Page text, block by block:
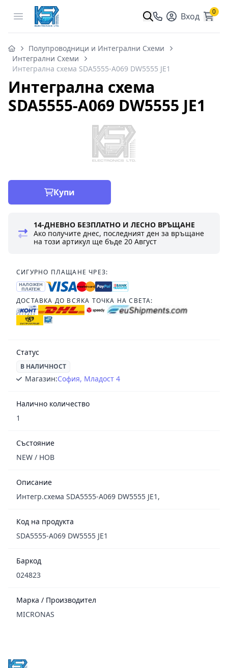
Open menu Вход 0
Полупроводници и Интегрални Схеми
Интегрални Схеми
Интегрална схема SDA5555-A069 DW5555 JE1
Интегрална схема
SDA5555-A069 DW5555 JE1
Купи
14-ДНЕВНО БЕЗПЛАТНО И ЛЕСНО ВРЪЩАНЕ
Ако получите днес, последният ден за връщане
на този артикул ще бъде20 Август
СИГУРНО ПЛАЩАНЕ ЧРЕЗ:
НАЛОЖЕН
ПЛАТЕЖ
ДОСТАВКА ДО ВСЯКА ТОЧКА НА СВЕТА:
Статус
В НАЛИЧНОСТ
Магазин:София, Младост 4
Налично количество
1
Състояние
NEW / НОВ
Описание
Интегр.схема SDA5555-A069 DW5555 JE1,
Код на продукта
SDA5555-A069 DW5555 JE1
Баркод
024823
Марка / Производител
MICRONAS